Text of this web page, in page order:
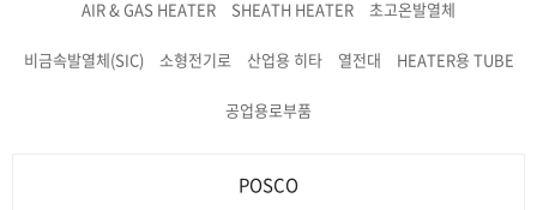
AIR & GAS HEATER SHEATH HEATER 초고온발열체
비금속발열체(SIC) 소형전기로 산업용 히타 열전대 HEATER용 TUBE
공업용로부품
POSCO